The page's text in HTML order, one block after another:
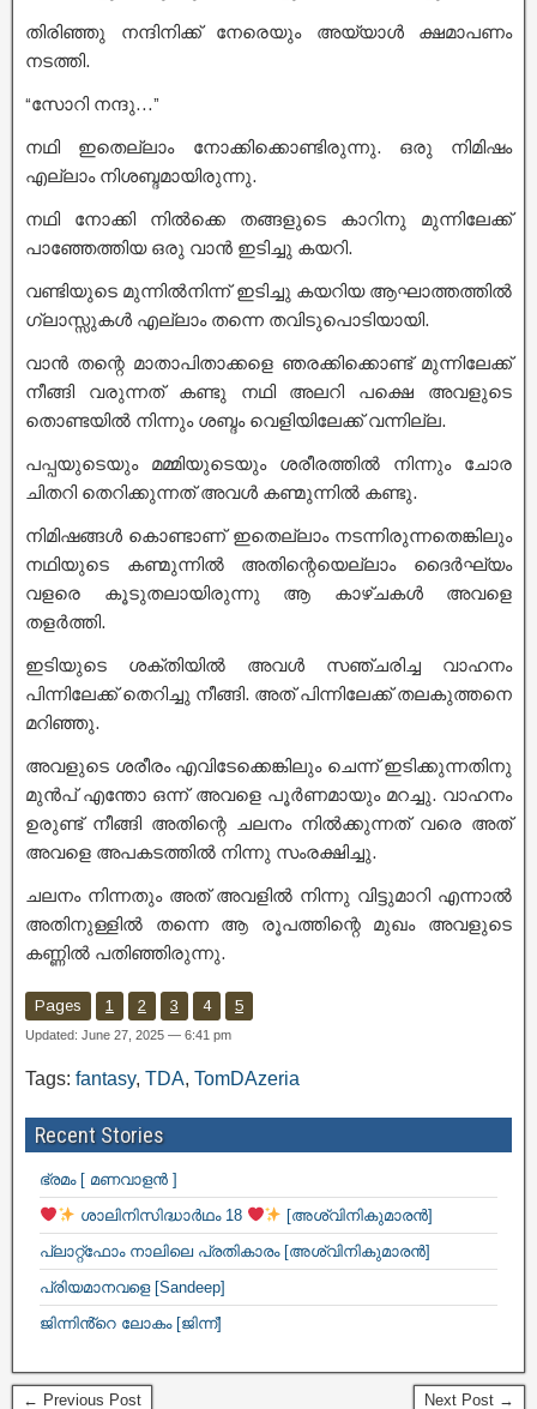
തിരിഞ്ഞു നന്ദിനിക്ക് നേരെയും അയ്യാൾ ക്ഷമാപണം
നടത്തി.
“സോറി നന്ദു…”
നഥി ഇതെല്ലാം നോക്കിക്കൊണ്ടിരുന്നു. ഒരു നിമിഷം
എല്ലാം നിശബ്ദമായിരുന്നു.
നഥി നോക്കി നിൽക്കെ തങ്ങളുടെ കാറിനു മുന്നിലേക്ക്‌
പാഞ്ഞേത്തിയ ഒരു വാൻ ഇടിച്ചു കയറി.
വണ്ടിയുടെ മുന്നിൽനിന്ന് ഇടിച്ചു കയറിയ ആഘാത്തത്തിൽ
ഗ്ലാസ്സുകൾ എല്ലാം തന്നെ തവിടുപൊടിയായി.
വാൻ തന്റെ മാതാപിതാക്കളെ ഞരക്കിക്കൊണ്ട് മുന്നിലേക്ക്
നീങ്ങി വരുന്നത് കണ്ടു നഥി അലറി പക്ഷെ അവളുടെ
തൊണ്ടയിൽ നിന്നും ശബ്ദം വെളിയിലേക്ക് വന്നില്ല.
പപ്പയുടെയും മമ്മിയുടെയും ശരീരത്തിൽ നിന്നും ചോര
ചിതറി തെറിക്കുന്നത് അവൾ കണ്മുന്നിൽ കണ്ടു.
നിമിഷങ്ങൾ കൊണ്ടാണ് ഇതെല്ലാം നടന്നിരുന്നതെങ്കിലും
നഥിയുടെ കണ്മുന്നിൽ അതിന്റെയെല്ലാം ദൈർഘ്യം
വളരെ കൂടുതലായിരുന്നു ആ കാഴ്ചകൾ അവളെ
തളർത്തി.
ഇടിയുടെ ശക്തിയിൽ അവൾ സഞ്ചരിച്ച വാഹനം
പിന്നിലേക്ക് തെറിച്ചു നീങ്ങി. അത് പിന്നിലേക്ക് തലകുത്തനെ
മറിഞ്ഞു.
അവളുടെ ശരീരം എവിടേക്കെങ്കിലും ചെന്ന് ഇടിക്കുന്നതിനു
മുൻപ് എന്തോ ഒന്ന് അവളെ പൂർണമായും മറച്ചു. വാഹനം
ഉരുണ്ട് നീങ്ങി അതിന്റെ ചലനം നിൽക്കുന്നത് വരെ അത്
അവളെ അപകടത്തിൽ നിന്നു സംരക്ഷിച്ചു.
ചലനം നിന്നതും അത് അവളിൽ നിന്നു വിട്ടുമാറി എന്നാൽ
അതിനുള്ളിൽ തന്നെ ആ രൂപത്തിന്റെ മുഖം അവളുടെ
കണ്ണിൽ പതിഞ്ഞിരുന്നു.
Pages 1 2 3 4 5
Updated: June 27, 2025 — 6:41 pm
Tags: fantasy, TDA, TomDAzeria
Recent Stories
ഭ്രമം [ മണവാളൻ ]
ശാലിനിസിദ്ധാർഥം 18
[അശ്വിനികുമാരൻ]
പ്ലാറ്റ്ഫോം നാലിലെ പ്രതികാരം [അശ്വിനികുമാരൻ]
പ്രിയമാനവളെ [Sandeep]
ജിന്നിൻ്റെ ലോകം [ജിന്ന്]
← Previous Post Next Post →